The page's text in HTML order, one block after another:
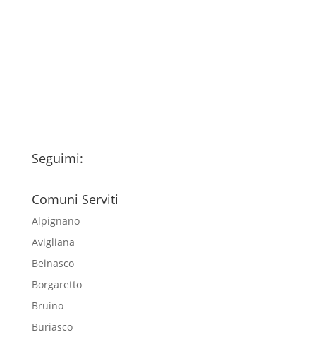
Seguimi:
Comuni Serviti
Alpignano
Avigliana
Beinasco
Borgaretto
Bruino
Buriasco